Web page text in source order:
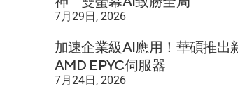
7月29日, 2026
加速企業級AI應用！華碩推出
AMD EPYC伺服器
7月24日, 2026